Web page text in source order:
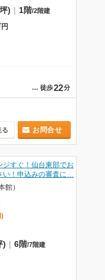
) | 1階/2階建
… 徒歩22分
る お問合せ
すぐ！仙台東部でお
い！申込みの審査に…
館）
)
) | 6階/7階建